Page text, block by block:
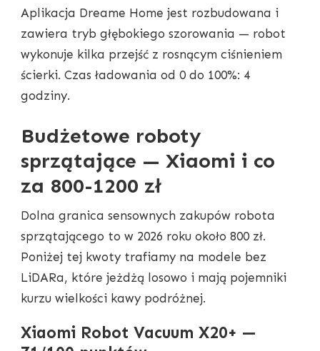
Aplikacja Dreame Home jest rozbudowana i
zawiera tryb głębokiego szorowania — robot
wykonuje kilka przejść z rosnącym ciśnieniem
ścierki. Czas ładowania od 0 do 100%: 4
godziny.
Budżetowe roboty
sprzątające — Xiaomi i co
za 800-1200 zł
Dolna granica sensownych zakupów robota
sprzątającego to w 2026 roku około 800 zł.
Poniżej tej kwoty trafiamy na modele bez
LiDARa, które jeżdżą losowo i mają pojemniki
kurzu wielkości kawy podróżnej.
Xiaomi Robot Vacuum X20+ —